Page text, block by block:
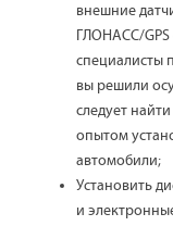
внешние
ГЛОНАСС/GPS
специалисты
вы решили
следует
опытом
автомобили;
Установить
и